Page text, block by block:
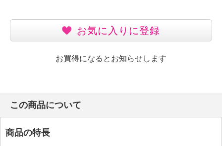
お気に入りに登録
お買得になるとお知らせします
この商品について
商品の特長